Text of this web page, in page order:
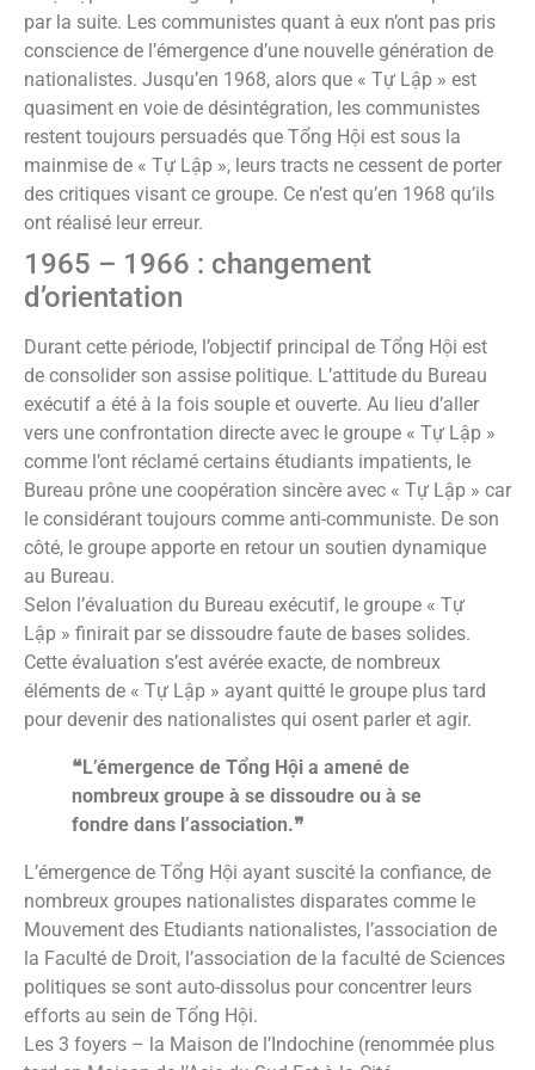
par la suite. Les communistes quant à eux n’ont pas pris
conscience de l’émergence d’une nouvelle génération de
nationalistes. Jusqu’en 1968, alors que « Tự Lập » est
quasiment en voie de désintégration, les communistes
restent toujours persuadés que Tổng Hội est sous la
mainmise de « Tự Lập », leurs tracts ne cessent de porter
des critiques visant ce groupe. Ce n’est qu’en 1968 qu’ils
ont réalisé leur erreur.
1965 – 1966 : changement
d’orientation
Durant cette période, l’objectif principal de Tổng Hội est
de consolider son assise politique. L’attitude du Bureau
exécutif a été à la fois souple et ouverte. Au lieu d’aller
vers une confrontation directe avec le groupe « Tự Lập »
comme l’ont réclamé certains étudiants impatients, le
Bureau prône une coopération sincère avec « Tự Lập » car
le considérant toujours comme anti-communiste. De son
côté, le groupe apporte en retour un soutien dynamique
au Bureau.
Selon l’évaluation du Bureau exécutif, le groupe « Tự
Lập » finirait par se dissoudre faute de bases solides.
Cette évaluation s’est avérée exacte, de nombreux
éléments de « Tự Lập » ayant quitté le groupe plus tard
pour devenir des nationalistes qui osent parler et agir.
❝L’émergence de Tổng Hội a amené de
nombreux groupe à se dissoudre ou à se
fondre dans l’association.❞
L’émergence de Tổng Hội ayant suscité la confiance, de
nombreux groupes nationalistes disparates comme le
Mouvement des Etudiants nationalistes, l’association de
la Faculté de Droit, l’association de la faculté de Sciences
politiques se sont auto-dissolus pour concentrer leurs
efforts au sein de Tổng Hội.
Les 3 foyers – la Maison de l’Indochine (renommée plus